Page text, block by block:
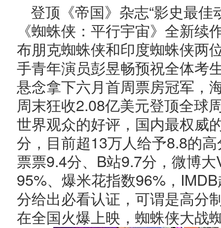
登顶《帝国》杂志“影史最
《蜘蛛侠：平行宇宙》全新
布朋克蜘蛛侠和印度蜘蛛侠两
手青年演员彭昱畅预祝全体考
悬念拿下六月首周票房冠军，
周末狂收2.08亿美元登顶全球
世界观众的好评，国内最权威
分，目前超13万人给予8.8的
票票9.4分、B站9.7分，微博
95%、爆米花指数96%，
分给出必看认证，可谓是高分
在全国火爆上映，蜘蛛侠大战